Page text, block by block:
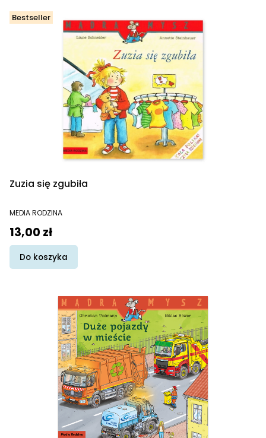
Bestseller
Zuzia się zgubiła
PRODUCENT
MEDIA RODZINA
Cena
13,00 zł
Do koszyka